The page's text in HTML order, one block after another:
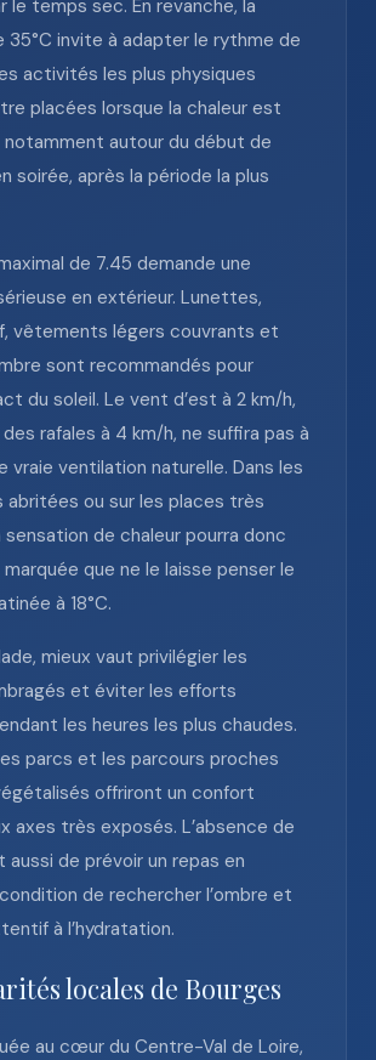
le temps sec. En revanche, la
35°C invite à adapter le rythme de
activités les plus physiques
placées lorsque la chaleur est
autour du début de
soirée, après la période la plus
de 7.45 demande une
en extérieur. Lunettes,
vêtements légers couvrants et
sont recommandés pour
du soleil. Le vent d’est à 2 km/h,
rafales à 4 km/h, ne suffira pas à
vraie ventilation naturelle. Dans les
abritées ou sur les places très
sensation de chaleur pourra donc
que ne le laisse penser le
à 18°C.
mieux vaut privilégier les
et éviter les efforts
les heures les plus chaudes.
parcs et les parcours proches
offriront un confort
axes très exposés. L’absence de
aussi de prévoir un repas en
de rechercher l’ombre et
à l’hydratation.
locales de Bourges
au cœur du Centre-Val de Loire,